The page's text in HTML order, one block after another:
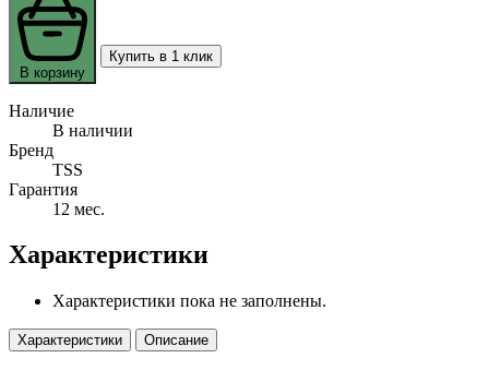
В корзину
Купить в 1 клик
Наличие
В наличии
Бренд
TSS
Гарантия
12 мес.
Характеристики
Характеристики пока не заполнены.
Характеристики Описание